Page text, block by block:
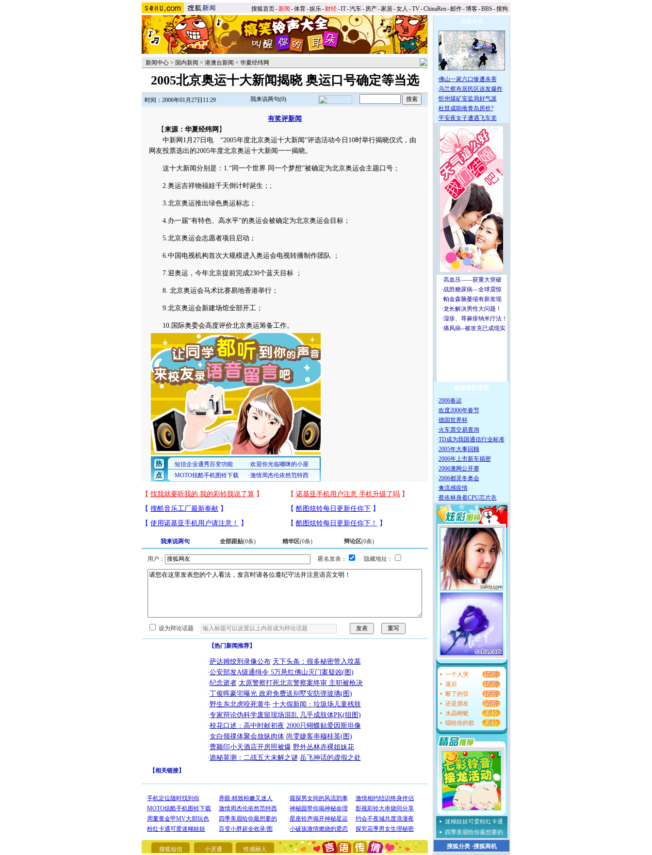
搜狐首页-新闻 -体育-娱乐- 财经-IT-汽车- 房产-家居-女人 -TV-ChinaRen-邮件-博客-BBS -搜狗
新闻中心 > 国内新闻 > 港澳台新闻 > 华夏经纬网
2005北京奥运十大新闻揭晓 奥运口号确定等当选
时间：2006年01月27日11:29 我来说两句(0)
有奖评新闻
【来源：华夏经纬网 】
中新网1月27日电 “2005年度北京奥运十大新闻”评选活动今日10时举行揭晓仪式，由
网友投票选出的2005年度北京奥运十大新闻一一揭晓。
这十大新闻分别是：1.“同一个世界 同一个梦想”被确定为北京奥运会主题口号；
2.奥运吉祥物福娃千天倒计时诞生；;
3.北京奥运推出绿色奥运标志；
4.办一届“有特色、高水平”的奥运会被确定为北京奥运会目标；
5.北京奥运会志愿者项目启动；
6.中国电视机构首次大规模进入奥运会电视转播制作团队 ；
7.迎奥运，今年北京提前完成230个蓝天目标 ；
8. 北京奥运会马术比赛易地香港举行；
9.北京奥运会新建场馆全部开工；
10.国际奥委会高度评价北京奥运筹备工作。
我来说两句 全部跟贴(0条) 精华区(0条) 辩论区(0条)
用户： 匿名发表： 隐藏地址：
设为辩论话题
【热门新闻推荐】
·萨达姆绞刑录像公布 天下头条：很多秘密带入坟墓
·公安部发A级通缉令 5万悬红佛山灭门案疑凶(图)
·纪念逝者 太原警察打死北京警察案终审 主犯被枪决
·丁俊晖豪宅曝光 政府免费送别墅安防弹玻璃(图)
·野生东北虎咬死黄牛 十大假新闻：垃圾场儿童残肢
·专家辩论伪科学废留现场混乱 几乎成肢体PK(组图)
·校花口述：高中时献初夜 2000只蝴蝶贴爱因斯坦像
·女白领祼体聚会放纵肉体 尚雯婕客串穆桂英(图)
·曹颖印小天酒店开房照被爆 野外丛林赤裸姐妹花
·诡秘莫测：二战五大未解之谜 岳飞神话的虚假之处
【相关链接】
搜狐短信 小灵通 性感丽人
[圣诞节]圣诞节到了，想想没什么送给你的，又不打算给
要平安！千万要知足！千万不要忘记我！
[圣诞节]不只这样的日子才会想起你,而是这样的日子才
点击今日
·佛山一家六口惨遭杀害
·乌兰察布居民区连发爆炸
·忻州煤矿安监局好气派
·杜世成助推青岛房价?
·平安夜女子遭遇飞车党
频道精彩推荐
·2006春运
·欢度2006年春节
·德国世界杯
·火车票交易查询
·TD成为我国通信行业标准
·2005年大事回顾
·2006年上市新车揭密
·2006澳网公开赛
·2006都灵冬奥会
·禽流感疫情
·蔡依林身着CPU芯片衣
一个人哭
退后
断了的弦
还是朋友
水晶蜻蜓
唱给你的歌
迷糊娃娃可爱粉红卡通
四季美眉给你最想要的
搜狐分类·搜狐商机